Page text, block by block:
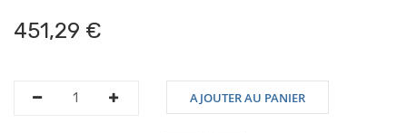
451,29 €
AJOUTER AU PANIER